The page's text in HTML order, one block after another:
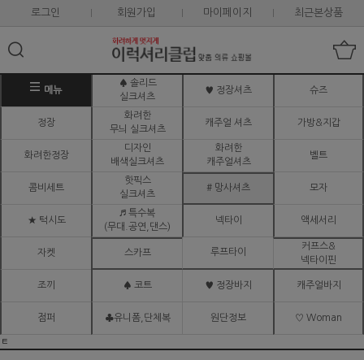
로그인 회원가입 마이페이지 최근본상품
메뉴
♠ 솔리드
실크셔츠
♥ 정장셔츠 슈즈
정장
화려한
무늬 실크셔츠
캐주얼 셔츠 가방&지갑
화려한정장
디자인
배색실크셔츠
화려한
캐주얼셔츠
벨트
콤비세트
핫픽스
실크셔츠
# 망사셔츠 모자
★ 턱시도
♬ 특수복
(무대.공연,댄스)
넥타이 액세서리
자켓 스카프 루프타이
커프스&
넥타이핀
조끼 ♠ 코트 ♥ 정장바지 캐주얼바지
점퍼 ♣유니폼,단체복 원단정보 ♡ Woman
ㅌ